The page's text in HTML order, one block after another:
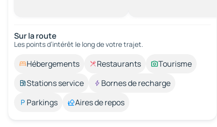
Sur la route
Les points d’intérêt le long de votre trajet.
Hébergements Restaurants
Tourisme
Stations service
Bornes de recharge
Parkings
Aires de repos